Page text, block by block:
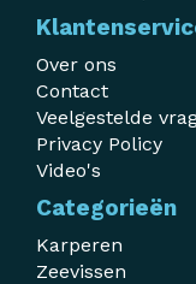
Over ons
Contact
Veelgestelde
Privacy Policy
Video's
Categorieën
Karperen
Zeevissen